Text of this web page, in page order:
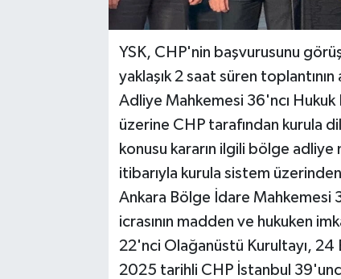
YSK, CHP'nin başvurusunu
yaklaşık 2 saat süren
Adliye Mahkemesi 36'ncı
üzerine CHP tarafından kurula
konusu kararın ilgili bölge
itibarıyla kurula sistem
Ankara Bölge İdare Mahkemesi
icrasının madden ve hukuken
22'nci Olağanüstü Kurultayı,
2025 tarihli CHP İstanbul